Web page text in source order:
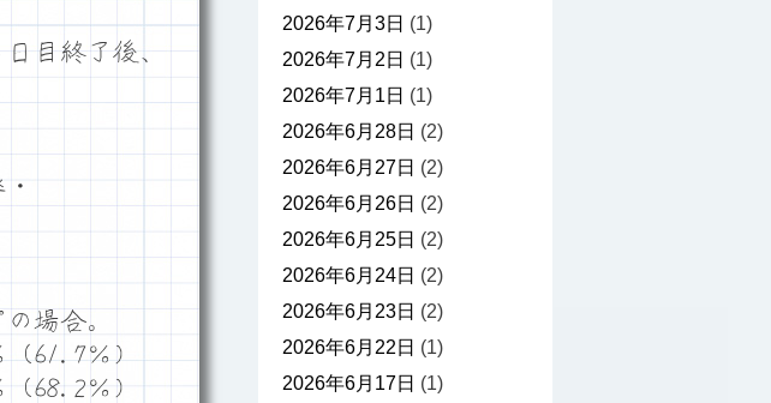
目終了後、
場合。
61.7％）
68.2％）
2026年7月3日 (1)
2026年7月2日 (1)
2026年7月1日 (1)
2026年6月28日 (2)
2026年6月27日 (2)
2026年6月26日 (2)
2026年6月25日 (2)
2026年6月24日 (2)
2026年6月23日 (2)
2026年6月22日 (1)
2026年6月17日 (1)